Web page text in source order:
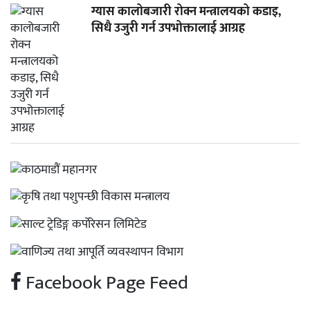
ग्यास कालोबजारी रोक्न मन्त्रालयको कडाइ,
सिधै उजुरी गर्न उपभोक्तालाई आग्रह
Facebook Page Feed